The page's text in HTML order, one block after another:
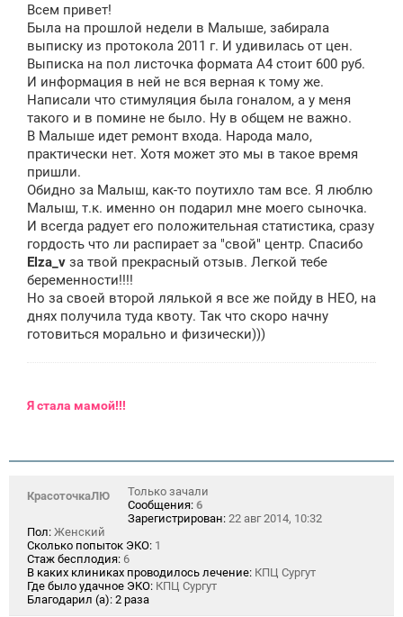
б
щ
н
и
Всем привет!
Была на прошлой недели в Малыше, забирала
выписку из протокола 2011 г. И удивилась от цен.
Выписка на пол листочка формата А4 стоит 600 руб.
И информация в ней не вся верная к тому же.
Написали что стимуляция была гоналом, а у меня
такого и в помине не было. Ну в общем не важно.
В Малыше идет ремонт входа. Народа мало,
практически нет. Хотя может это мы в такое время
пришли.
Обидно за Малыш, как-то поутихло там все. Я люблю
Малыш, т.к. именно он подарил мне моего сыночка.
И всегда радует его положительная статистика, сразу
гордость что ли распирает за "свой" центр. Спасибо
Elza_v за твой прекрасный отзыв. Легкой тебе
беременности!!!!
Но за своей второй лялькой я все же пойду в НЕО, на
днях получила туда квоту. Так что скоро начну
готовиться морально и физически)))
Ястала мамой!!!
КрасоточкаЛЮ
Только зачали
Сообщения: 6
Зарегистрирован: 22 авг 2014, 10:32
Пол: Женский
Сколько попыток ЭКО: 1
Стаж бесплодия: 6
В каких клиниках проводилось лечение: КПЦ Сургут
Где было удачное ЭКО: КПЦ Сургут
Благодарил (а): 2 раза